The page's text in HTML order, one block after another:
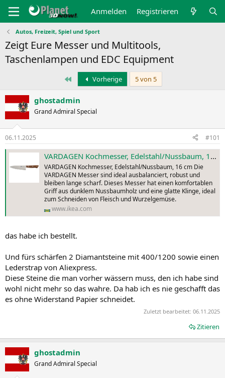
Anmelden Registrieren
Autos, Freizeit, Spiel und Sport
Zeigt Eure Messer und Multitools,
Taschenlampen und EDC Equipment
Erste Vorherige 5 von 5
ghostadmin
Grand Admiral Special
06.11.2025 #101
VARDAGEN Kochmesser, Edelstahl/Nussbaum, 16 cm - IKEA Deutschland
VARDAGEN Kochmesser, Edelstahl/Nussbaum, 16 cm Die
VARDAGEN Messer sind ideal ausbalanciert, robust und
bleiben lange scharf. Dieses Messer hat einen komfortablen
Griff aus dunklem Nussbaumholz und eine glatte Klinge, ideal
zum Schneiden von Fleisch und Wurzelgemüse.
www.ikea.com
das habe ich bestellt.
Und fürs schärfen 2 Diamantsteine mit 400/1200 sowie einen
Lederstrap von Aliexpress.
Diese Steine die man vorher wässern muss, den ich habe sind
wohl nicht mehr so das wahre. Da hab ich es nie geschafft das
es ohne Widerstand Papier schneidet.
Zuletzt bearbeitet: 06.11.2025
Zitieren
ghostadmin
Grand Admiral Special